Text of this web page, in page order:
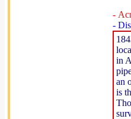
-
-
in
an
is